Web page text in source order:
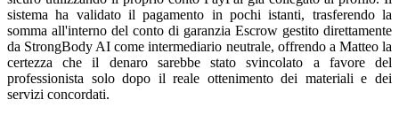
sistema ha validato il pagamento in pochi istanti, trasferendo la
somma all'interno del conto di garanzia Escrow gestito direttamente
da StrongBody AI come intermediario neutrale, offrendo a Matteo la
certezza che il denaro sarebbe stato svincolato a favore del
professionista solo dopo il reale ottenimento dei materiali e dei
servizi concordati.